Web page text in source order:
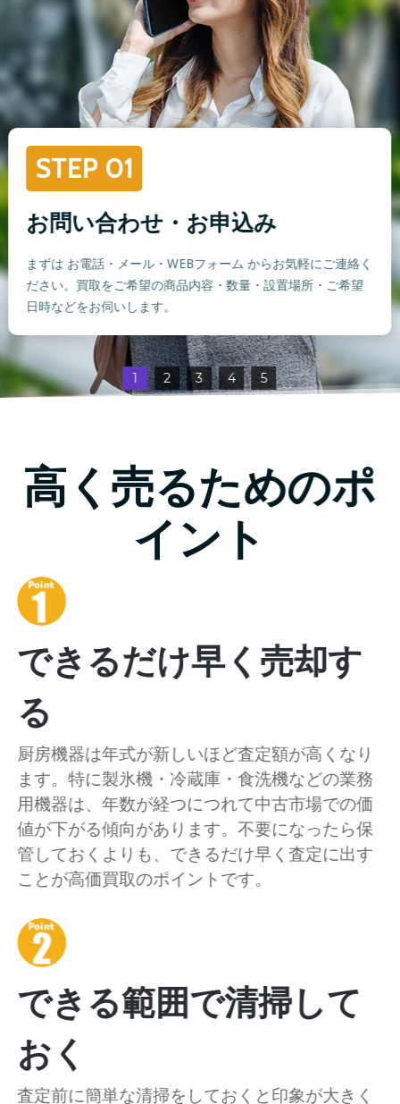
STEP 01
お問い合わせ・お申込み
まずは お電話・メール・WEBフォーム からお気軽にご連絡く
ださい。買取をご希望の商品内容・数量・設置場所・ご希望
日時などをお伺いします。
1 2 3 4 5
高く売るためのポ
イント
できるだけ早く売却す
る
厨房機器は年式が新しいほど査定額が高くなり
ます。特に製氷機・冷蔵庫・食洗機などの業務
用機器は、年数が経つにつれて中古市場での価
値が下がる傾向があります。不要になったら保
管しておくよりも、できるだけ早く査定に出す
ことが高価買取のポイントです。
できる範囲で清掃して
おく
査定前に簡単な清掃をしておくと印象が大きく